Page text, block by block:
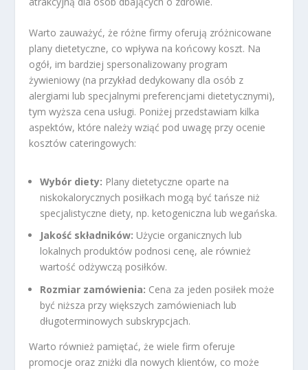
Warto zauważyć, że różne firmy oferują zróżnicowane
plany dietetyczne, co wpływa na końcowy koszt. Na
ogół, im bardziej spersonalizowany program
żywieniowy (na przykład dedykowany dla osób z
alergiami lub specjalnymi preferencjami dietetycznymi),
tym wyższa cena usługi. Poniżej przedstawiam kilka
aspektów, które należy wziąć pod uwagę przy ocenie
kosztów cateringowych:
Wybór diety: Plany dietetyczne oparte na
niskokalorycznych posiłkach mogą być tańsze niż
specjalistyczne diety, np. ketogeniczna lub wegańska.
Jakość składników: Użycie organicznych lub
lokalnych produktów podnosi cenę, ale również
wartość odżywczą posiłków.
Rozmiar zamówienia: Cena za jeden posiłek może
być niższa przy większych zamówieniach lub
długoterminowych subskrypcjach.
Warto również pamiętać, że wiele firm oferuje
promocje oraz zniżki dla nowych klientów, co może